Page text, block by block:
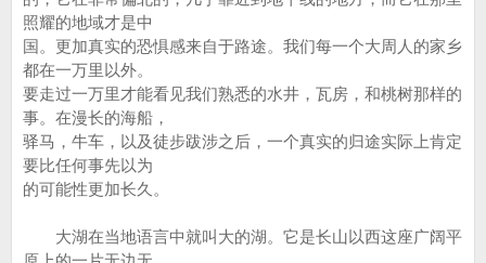
照耀的地域才是中
国。更加真实的恐惧感来自于路途。我们每一个大周人的家乡
都在一万里以外。
要走过一万里才能看见我们熟悉的水井，瓦房，和桃树那样的
事。在漫长的海船，
驿马，牛车，以及徒步跋涉之后，一个真实的归途实际上肯定
要比任何事先以为
的可能性更加长久。
大湖在当地语言中就叫大的湖。它是长山以西这座广阔平